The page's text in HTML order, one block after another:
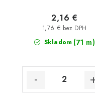
Skladom (71 m)
1,76 € bez DPH
2,16 €